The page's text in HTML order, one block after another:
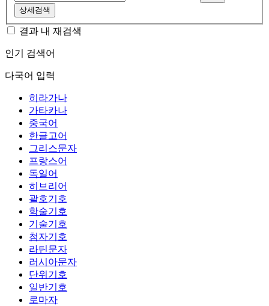
상세검색
결과 내 재검색
인기 검색어
다국어 입력
히라가나
가타카나
중국어
한글고어
그리스문자
프랑스어
독일어
히브리어
괄호기호
학술기호
기술기호
첨자기호
라틴문자
러시아문자
단위기호
일반기호
로마자